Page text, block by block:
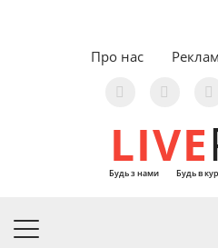
Про нас
LIVE
Будь з нами Будь в